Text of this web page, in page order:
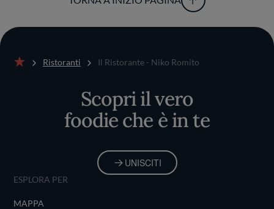
Ristoranti Il Ristorante - Niko Romito
Scopri il vero
foodie che è in te
UNISCITI
ESPLORA PER
MAPPA